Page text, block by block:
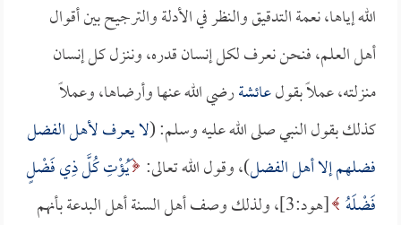
الله إياها، نعمة التدقيق والنظر في الأدلة والترجيح بين أقوال
أهل العلم، فنحن نعرف لكل إنسان قدره، وننزل كل إنسان
منزلته، عملاً بقولعائشةرضي الله عنها وأرضاها، وعملاً
كذلك بقول النبي صلى الله عليه وسلم: (لا يعرف لأهل الفضل
فضلهم إلا أهل الفضل)، وقول الله تعالى: َيُؤْتِ كُلَّ ذِي فَضْلٍ
فَضْلَهُ
[هود:3]، ولذلك وصف أهل السنة أهل البدعة بأنهم